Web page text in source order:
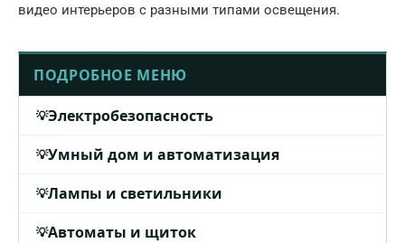
видео интерьеров с разными типами освещения.
ПОДРОБНОЕ МЕНЮ
Электробезопасность
Умный дом и автоматизация
Лампы и светильники
Автоматы и щиток